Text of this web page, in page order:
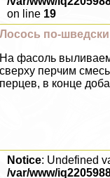
on line 19
Лосось по-
На фасоль
сверху перчим
перцев, в конце
Notice: Undefined
/var/www/